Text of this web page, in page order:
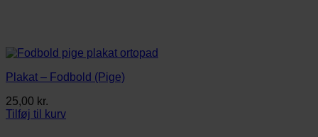
Plakat – Fodbold (Pige)
25,00 kr.
Tilføj til kurv